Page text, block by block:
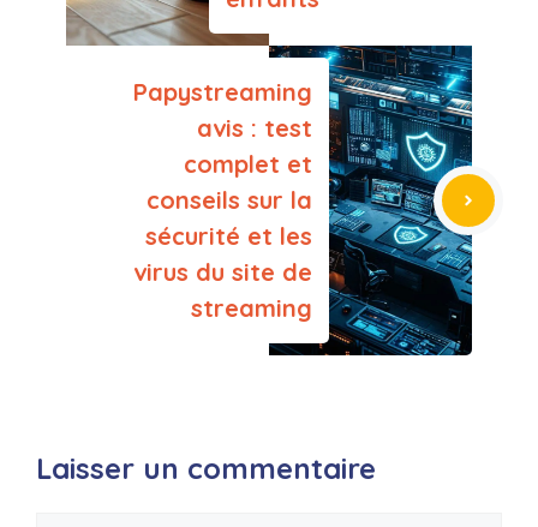
Papystreaming
avis : test
complet et
conseils sur la
sécurité et les
virus du site de
streaming
Laisser un commentaire